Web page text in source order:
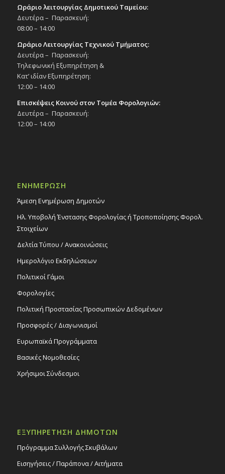
ΜΑΡ
26
20:30
Εκδηλώσεις στο Δημοτικό Θέατρο
Δημοτικό Θέατρο Στροβόλου
ΜΑΡ
27
Μπαλέτα – Sukhishvili», 27/3/25
20:30
Εκδηλώσεις στο Δημοτικό Θέατρο
ΜΑΡ
28
19:45
Εκδηλώσεις στο Δημοτικό Θέατρο
Δημοτικό Θέατρο Στροβόλου
29
Poppins Return», 29/3/25
Δημοτικό Θέατρο Στροβόλου
Ωράριο λειτουργίας Δημοτικού Ταμείου:
Δευτέρα – Παρασκευή:
08:00 – 14:00
Ωράριο Λειτουργίας Τεχνικού Τμήματος:
Δευτέρα – Παρασκευή:
Τηλεφωνική Εξυπηρέτηση &
Κατ’ ιδίαν Εξυπηρέτηση:
12:00 – 14:00
Επισκέψεις Κοινού στον Τομέα Φορολογιών:
Δευτέρα – Παρασκευή:
12:00 – 14:00
ΕΝΗΜΕΡΩΣΗ
Άμεση Ενημέρωση Δημοτών
Ηλ. Υποβολή Ένστασης Φορολογίας ή Τροποποίησης Φορολ.
Στοιχείων
Δελτία Τύπου / Ανακοινώσεις
Ημερολόγιο Εκδηλώσεων
Πολιτικοί Γάμοι
Φορολογίες
Πολιτική Προστασίας Προσωπικών Δεδομένων
Προσφορές / Διαγωνισμοί
Ευρωπαϊκά Προγράμματα
Βασικές Νομοθεσίες
Χρήσιμοι Σύνδεσμοι
ΕΞΥΠΗΡΕΤΗΣΗ ΔΗΜΟΤΩΝ
Πρόγραμμα Συλλογής Σκυβάλων
Εισηγήσεις / Παράπονα / Αιτήματα